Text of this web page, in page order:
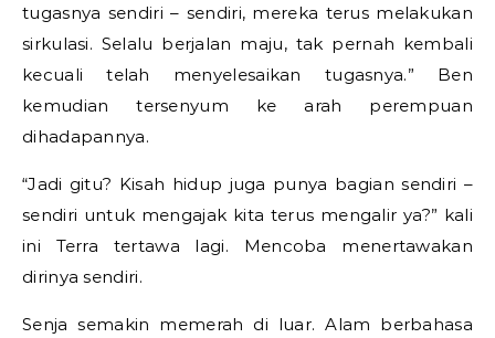
tugasnya sendiri – sendiri, mereka terus melakukan
sirkulasi. Selalu berjalan maju, tak pernah kembali
kecuali telah menyelesaikan tugasnya.” Ben
kemudian tersenyum ke arah perempuan
dihadapannya.
“Jadi gitu? Kisah hidup juga punya bagian sendiri –
sendiri untuk mengajak kita terus mengalir ya?” kali
ini Terra tertawa lagi. Mencoba menertawakan
dirinya sendiri.
Senja semakin memerah di luar. Alam berbahasa